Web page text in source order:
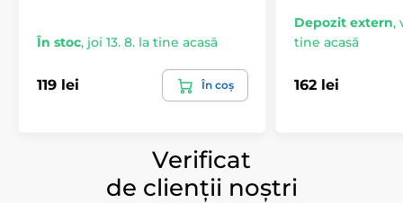
În stoc, joi 13. 8. la tine acasă
119 lei În coș
Depozit extern,
tine acasă
162 lei
Verificat
de clienții noștri